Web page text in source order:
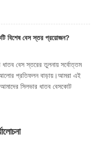
বিশেষ বেস স্তর প্রয়োজন?
বেস স্তরের তুলনায় সর্বোত্তম
আলোর প্রতিফলন বাড়ায়।আমরা এই
সিলভার ধাতব বেসকোট